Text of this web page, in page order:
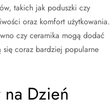
takich jak poduszki czy
oraz komfort użytkowania.
czy ceramika mogą dodać
się coraz bardziej popularne
na Dzień